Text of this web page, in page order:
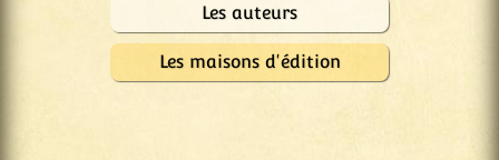
Les auteurs
Les maisons d'édition